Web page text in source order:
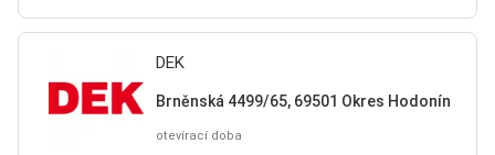
DEK
Brněnská 4499/65, 69501 Okres Hodonín
otevírací doba